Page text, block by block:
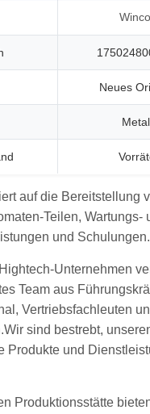
Neues
auf die Bereitstellung
Teilen, Wartungs-
und Schulungen.
Unternehmen
Team aus
Vertriebsfachleuten
sind bestrebt,
Produkte und
Produktionsstätte